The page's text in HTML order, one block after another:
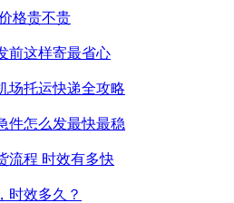
格贵不贵
前这样寄最省心
场托运快递全攻略
件怎么发最快最稳
流程 时效有多快
时效多久？